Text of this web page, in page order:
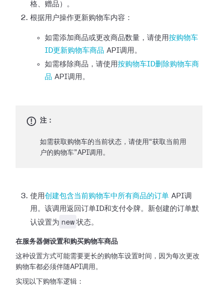
格、赠品）。
根据用户操作更新购物车内容：
如需添加商品或更改商品数量，请使用按购物车
ID更新购物车商品 API调用。
如需移除商品，请使用按购物车ID删除购物车商
品 API调用。
注：
如需获取购物车的当前状态，请使用“获取当前用
户的购物车”API调用。
使用创建包含当前购物车中所有商品的订单 API调
用。该调用返回订单ID和支付令牌。新创建的订单默
认设置为 new 状态。
在服务器侧设置和购买购物车商品
这种设置方式可能需要更长的购物车设置时间，因为每次更改
购物车都必须伴随API调用。
实现以下购物车逻辑：